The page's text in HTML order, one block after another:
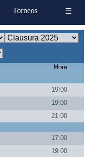
Torneos ☰
Hora
19:00
19:00
21:00
17:00
19:00